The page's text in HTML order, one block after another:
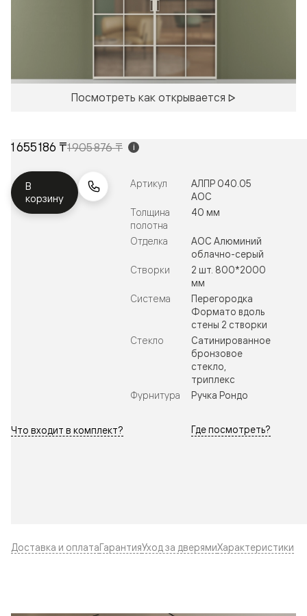
Посмотреть как открывается
1 655 186 ₸1 905 876 ₸ i
В
корзину
Артикул
АЛПР 040.05
АОС
Толщина
полотна
40 мм
Отделка
АОС Алюминий
облачно-серый
Створки
2 шт. 800*2000
мм
Система
Перегородка
Формато вдоль
стены 2 створки
Стекло
Сатинированное
бронзовое
стекло,
триплекс
Фурнитура
Ручка Рондо
Что входит в комплект? Где посмотреть?
Доставка и оплатаГарантияУход за дверямиХарактеристики